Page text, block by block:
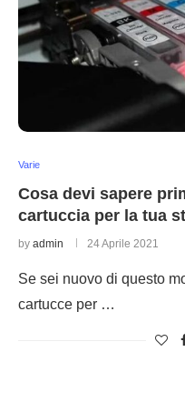
Varie
Cosa devi sapere
cartuccia per la tua
by admin 24 Aprile 2021
Se sei nuovo di questo
cartucce per …